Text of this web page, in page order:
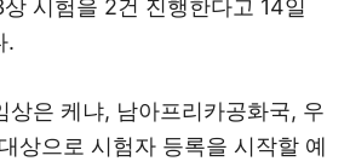
시험을 2건 진행한다고 14일
.
상은 케냐, 남아프리카공화국, 우
상으로 시험자 등록을 시작할 예